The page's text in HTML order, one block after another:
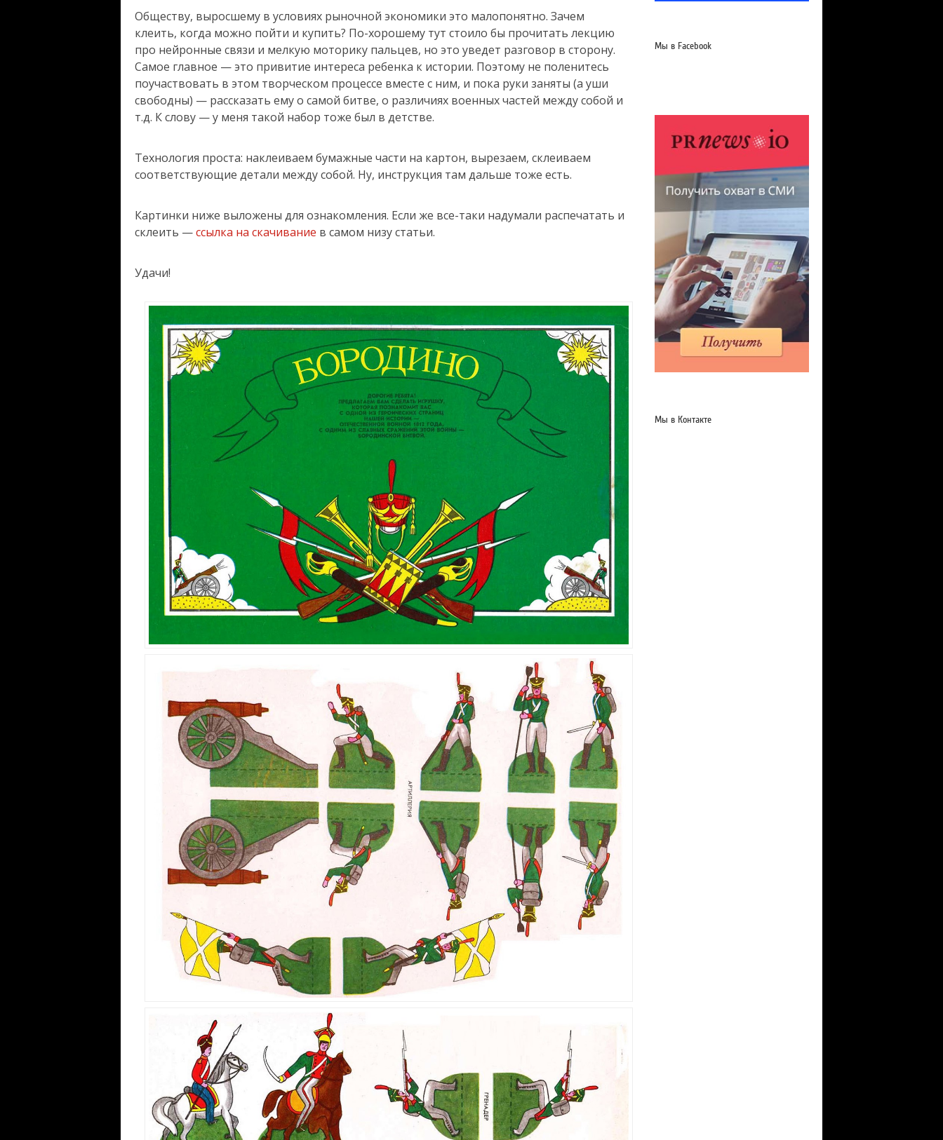
Обществу, выросшему в условиях рыночной экономики это малопонятно. Зачем
клеить, когда можно пойти и купить? По-хорошему тут стоило бы прочитать лекцию
про нейронные связи и мелкую моторику пальцев, но это уведет разговор в сторону.
Самое главное — это привитие интереса ребенка к истории. Поэтому не поленитесь
поучаствовать в этом творческом процессе вместе с ним, и пока руки заняты (а уши
свободны) — рассказать ему о самой битве, о различиях военных частей между собой и
т.д. К слову — у меня такой набор тоже был в детстве.
Технология проста: наклеиваем бумажные части на картон, вырезаем, склеиваем
соответствующие детали между собой. Ну, инструкция там дальше тоже есть.
Картинки ниже выложены для ознакомления. Если же все-таки надумали распечатать и
склеить —ссылка на скачивание в самом низу статьи.
Удачи!
Мы в Facebook
Мы в Контакте